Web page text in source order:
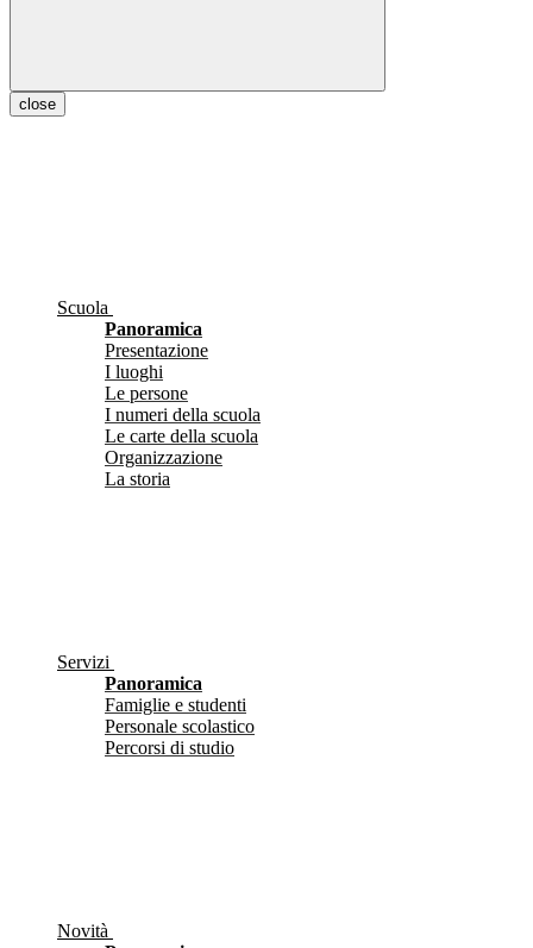
close
Scuola
Panoramica
Presentazione
I luoghi
Le persone
I numeri della scuola
Le carte della scuola
Organizzazione
La storia
Servizi
Panoramica
Famiglie e studenti
Personale scolastico
Percorsi di studio
Novità